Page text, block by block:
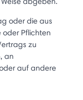
oder die aus
Pflichten
zu
an
auf andere